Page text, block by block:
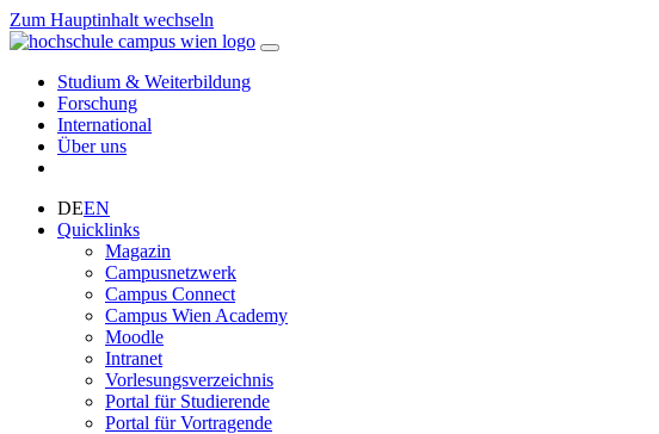
Zum Hauptinhalt wechseln
Studium & Weiterbildung
Forschung
International
Über uns
DEEN
Quicklinks
Magazin
Campusnetzwerk
Campus Connect
Campus Wien Academy
Moodle
Intranet
Vorlesungsverzeichnis
Portal für Studierende
Portal für Vortragende